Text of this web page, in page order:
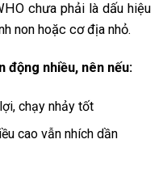
chưa phải là dấu hiệu
non hoặc cơ địa nhỏ.
động nhiều, nên nếu:
chạy nhảy tốt
cao vẫn nhích dần